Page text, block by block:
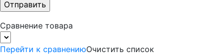
Сравнение товара
Перейти к сравнениюОчистить список